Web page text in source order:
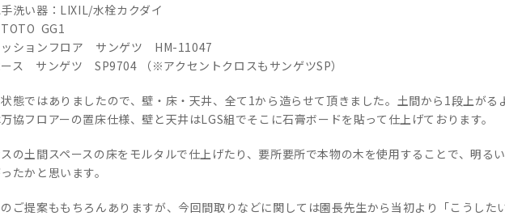
手洗い器：LIXIL/水栓カクダイ
TOTO GG1
ッションフロア サンゲツ HM-11047
ース サンゲツ SP9704 （※アクセントクロスもサンゲツSP）
態ではありましたので、壁・床・天井、全て1から造らせて頂きました。土間から1段上がる
協フロアーの置床仕様、壁と天井はLGS組でそこに石膏ボードを貼って仕上げております。
の土間スペースの床をモルタルで仕上げたり、要所要所で本物の木を使用することで、明る
たかと思います。
ご提案ももちろんありますが、今回間取りなどに関しては園長先生から当初より「こうした